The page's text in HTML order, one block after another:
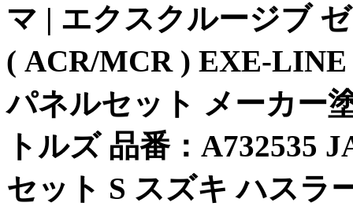
マ | エクスクルージブ
( ACR/MCR ) EXE-
パネルセット メーカー
トルズ 品番：A732535
セット S スズキ ハスラ